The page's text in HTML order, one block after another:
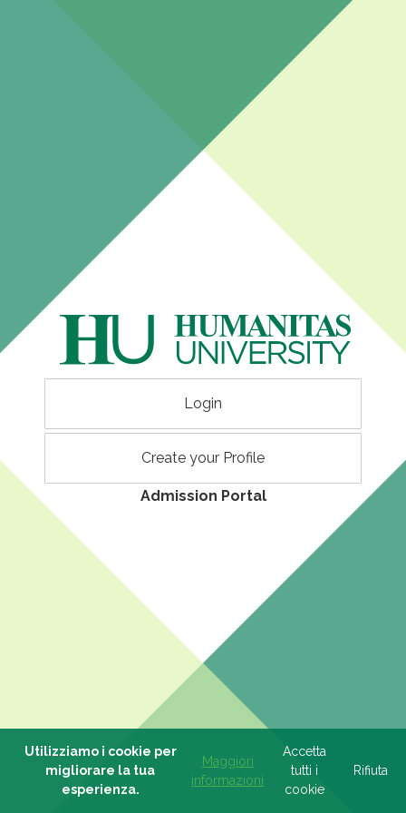
Login
Create your Profile
Admission Portal
Utilizziamo i cookie per
migliorare la tua
esperienza.
Maggiori
informazioni
Accetta
tutti i
cookie
Rifiuta